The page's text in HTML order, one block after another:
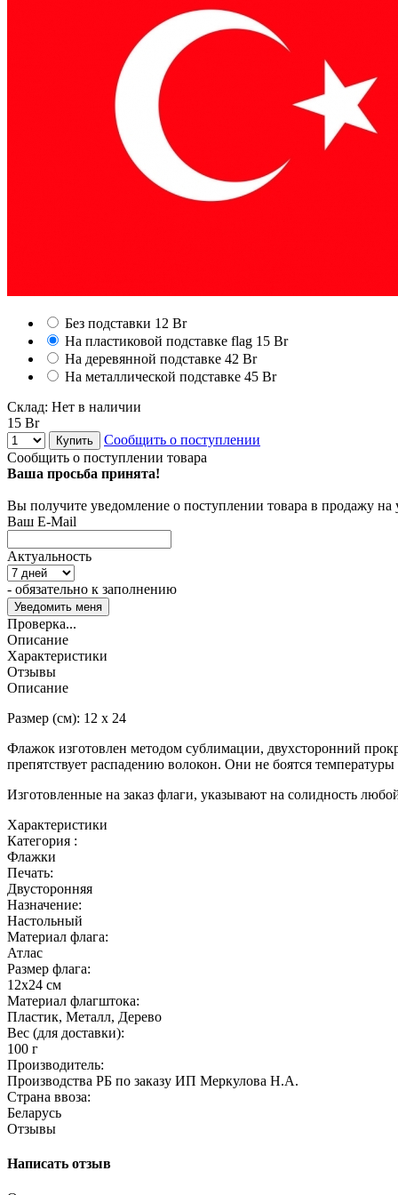
Без подставки 12 Br
На пластиковой подставке flag 15 Br
На деревянной подставке 42 Br
На металлической подставке 45 Br
Склад: Нет в наличии
15 Br
Купить
Сообщить о поступлении
Сообщить о поступлении товара
Ваша просьба принята!
Вы получите уведомление о поступлении товара в продажу
Ваш E-Mail
Актуальность
- обязательно к заполнению
Проверка...
Описание
Характеристики
Отзывы
Описание
Размер (см): 12 х 24
Флажок изготовлен методом сублимации, двухсторонний
препятствует распадению волокон. Они не боятся
Изготовленные на заказ флаги, указывают на солидность
Характеристики
Категория :
Флажки
Печать:
Двусторонняя
Назначение:
Настольный
Материал флага:
Атлас
Размер флага:
12х24 см
Материал флагштока:
Пластик, Металл, Дерево
Вес (для доставки):
100 г
Производитель:
Производства РБ по заказу ИП Меркулова Н.А.
Страна ввоза:
Беларусь
Отзывы
Написать отзыв